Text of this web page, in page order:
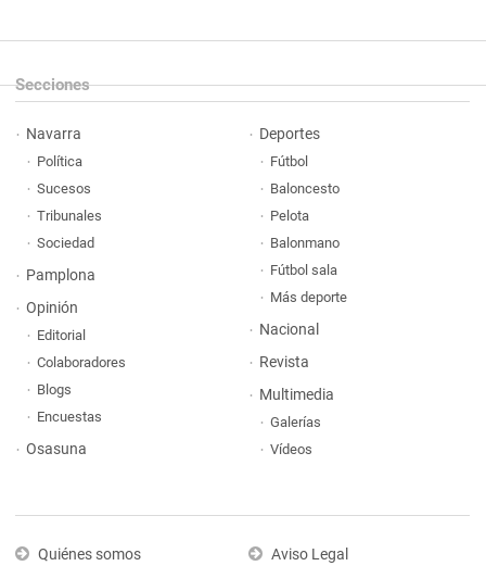
Secciones
Navarra
Política
Sucesos
Tribunales
Sociedad
Pamplona
Opinión
Editorial
Colaboradores
Blogs
Encuestas
Osasuna
Deportes
Fútbol
Baloncesto
Pelota
Balonmano
Fútbol sala
Más deporte
Nacional
Revista
Multimedia
Galerías
Vídeos
Quiénes somos Aviso Legal